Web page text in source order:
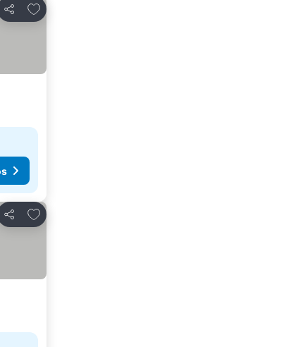
Partilhar
Adicionar aos favoritos
Partilhar
Adicionar aos favoritos